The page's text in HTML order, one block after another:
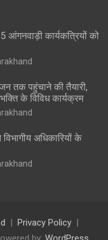
आंगनवाड़ी कार्यकत्रियों को
तक पहुंचाने की तैयारी,
के विविध कार्यक्रम
विभागीय अधिकारियों के
Privacy Policy